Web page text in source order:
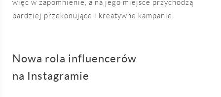
więc w zapomnienie, a na jego miejsce przychodzą
bardziej przekonujące i kreatywne kampanie.
Nowa rola influencerów
na Instagramie